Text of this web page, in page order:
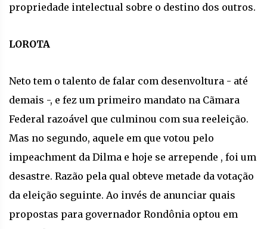
propriedade intelectual sobre o destino dos outros.
LOROTA
Neto tem o talento de falar com desenvoltura - até
demais -, e fez um primeiro mandato na Cãmara
Federal razoável que culminou com sua reeleição.
Mas no segundo, aquele em que votou pelo
impeachment da Dilma e hoje se arrepende , foi um
desastre. Razão pela qual obteve metade da votação
da eleição seguinte. Ao invés de anunciar quais
propostas para governador Rondônia optou em